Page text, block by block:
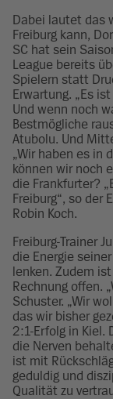
Dabei lautet das
Freiburg kann,
SC hat sein
League bereits
Spielern statt
Erwartung. „Es
Und wenn noch
Bestmögliche
Atubolu. Und
„Wir haben es in
können wir noch
die Frankfurter?
Freiburg“, so der
Robin Koch.
Freiburg-Trainer
die Energie
lenken. Zudem
Rechnung offen.
Schuster. „Wir
das wir bisher
2:1-Erfolg in Kiel.
die Nerven
ist mit
geduldig und
Qualität zu